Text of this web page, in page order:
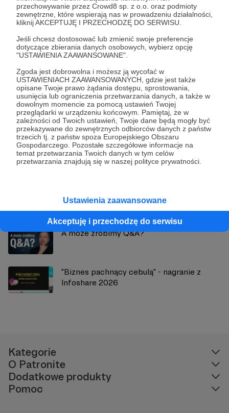
przechowywanie przez Crowd8 sp. z o.o. oraz podmioty
zewnętrzne, które wspierają nas w prowadzeniu działalności,
kliknij AKCEPTUJĘ I PRZECHODZĘ DO SERWISU.
Jeśli chcesz dostosować lub zmienić swoje preferencje
dotyczące zbierania danych osobowych, wybierz opcję
"USTAWIENIA ZAAWANSOWANE".
Zgoda jest dobrowolna i możesz ją wycofać w
USTAWIENIACH ZAAWANSOWANYCH, gdzie jest także
opisane Twoje prawo żądania dostępu, sprostowania,
usunięcia lub ograniczenia przetwarzania danych, a także w
dowolnym momencie za pomocą ustawień Twojej
przeglądarki w urządzeniu końcowym. Pamiętaj, że w
zależności od Twoich ustawień, Twoje dane będą mogły być
przekazywane do zewnętrznych odbiorców danych z państw
trzecich tj. z państw spoza Europejskiego Obszaru
Gospodarczego. Pozostałe szczegółowe informacje na
temat przetwarzania Twoich danych w tym celów
przetwarzania znajdują się w naszej polityce prywatności.
Ustawienia zaawansowane
Akceptuję i przechodzę do serwisu
Udostępnij
Jakub 'unknow' Mrugalski
Zobacz profil autora
Zobacz również
A może zrobimy Q&A?
"Biznes pachnący cebulą" - nagranie z
Infoshare 2026
Kategorie
O Patronite
Dodatkowe produkty
Pomoc